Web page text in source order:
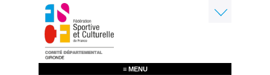
Aller
au
contenu
principal
≡ MENU